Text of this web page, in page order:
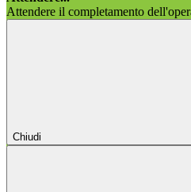
Attendere il completamento
Chiudi